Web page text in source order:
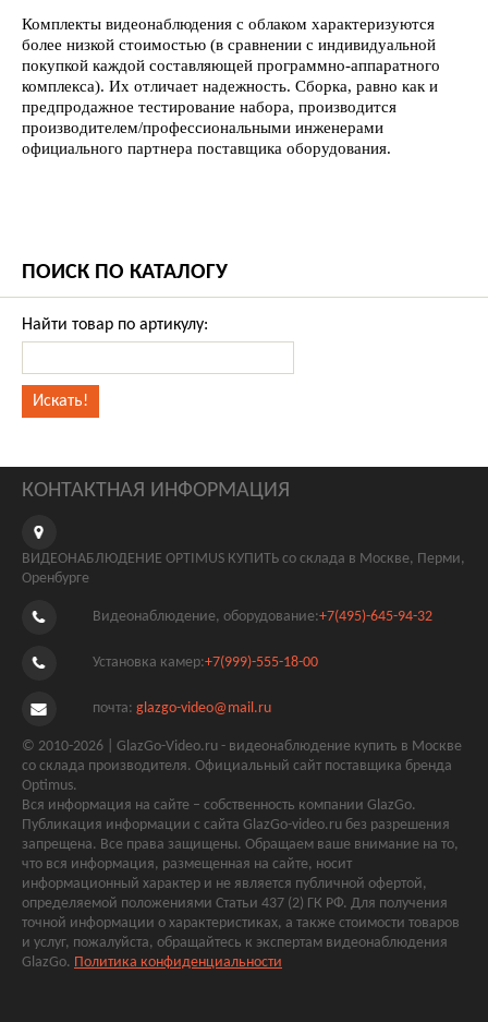
Комплекты видеонаблюдения с облаком характеризуются
более низкой стоимостью (в сравнении с индивидуальной
покупкой каждой составляющей программно-аппаратного
комплекса). Их отличает надежность. Сборка, равно как и
предпродажное тестирование набора, производится
производителем/профессиональными инженерами
официального партнера поставщика оборудования.
ПОИСК ПО КАТАЛОГУ
Найти товар по артикулу:
КОНТАКТНАЯ ИНФОРМАЦИЯ
ВИДЕОНАБЛЮДЕНИЕ OPTIMUS КУПИТЬ со склада в Москве, Перми,
Оренбурге
Видеонаблюдение, оборудование:+7(495)-645-94-32
Установка камер:+7(999)-555-18-00
почта: glazgo-video@mail.ru
© 2010-2026 | GlazGo-Video.ru - видеонаблюдение купить в Москве
со склада производителя. Официальный сайт поставщика бренда
Optimus.
Вся информация на сайте – собственность компании GlazGo.
Публикация информации с сайта GlazGo-video.ru без разрешения
запрещена. Все права защищены. Обращаем ваше внимание на то,
что вся информация, размещенная на сайте, носит
информационный характер и не является публичной офертой,
определяемой положениями Статьи 437 (2) ГК РФ. Для получения
точной информации о характеристиках, а также стоимости товаров
и услуг, пожалуйста, обращайтесь к экспертам видеонаблюдения
GlazGo. Политика конфиденциальности